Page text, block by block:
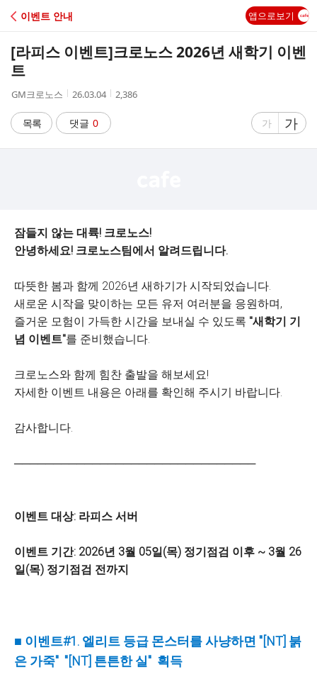
C
A
이벤트 안내 앱으로보기
[라피스 이벤트]크로노스 2026년 새학기 이벤
트
작
자
GM크로노스
작
시
간
26.03.04
조
2,386
목록 댓글 0
글
가
글
자
가
잠들지 않는 대륙! 크로노스!
안녕하세요! 크로노스팀에서 알려드립니다.
따뜻한 봄과 함께 2026년 새하기가 시작되었습니다.
새로운 시작을 맞이하는 모든 유저 여러분을 응원하며,
즐거운 모험이 가득한 시간을 보내실 수 있도록 "새학기 기
념 이벤트"를 준비했습니다.
크로노스와 함께 힘찬 출발을 해보세요!
자세한 이벤트 내용은 아래를 확인해 주시기 바랍니다.
감사합니다.
───────────────────────────────
이벤트 대상: 라피스 서버
이벤트 기간: 2026년 3월 05일(목) 정기점검 이후 ~ 3월 26
일(목) 정기점검 전까지
■ 이벤트#1. 엘리트 등급 몬스터를 사냥하면 "[NT] 붉
은 가죽" "[NT] 튼튼한 실" 획득